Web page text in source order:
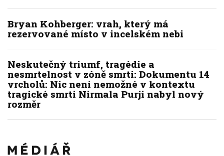
Bryan Kohberger: vrah, který má
rezervované místo v incelském nebi
Neskutečný triumf, tragédie a
nesmrtelnost v zóně smrti: Dokumentu 14
vrcholů: Nic není nemožné v kontextu
tragické smrti Nirmala Purji nabyl nový
rozměr